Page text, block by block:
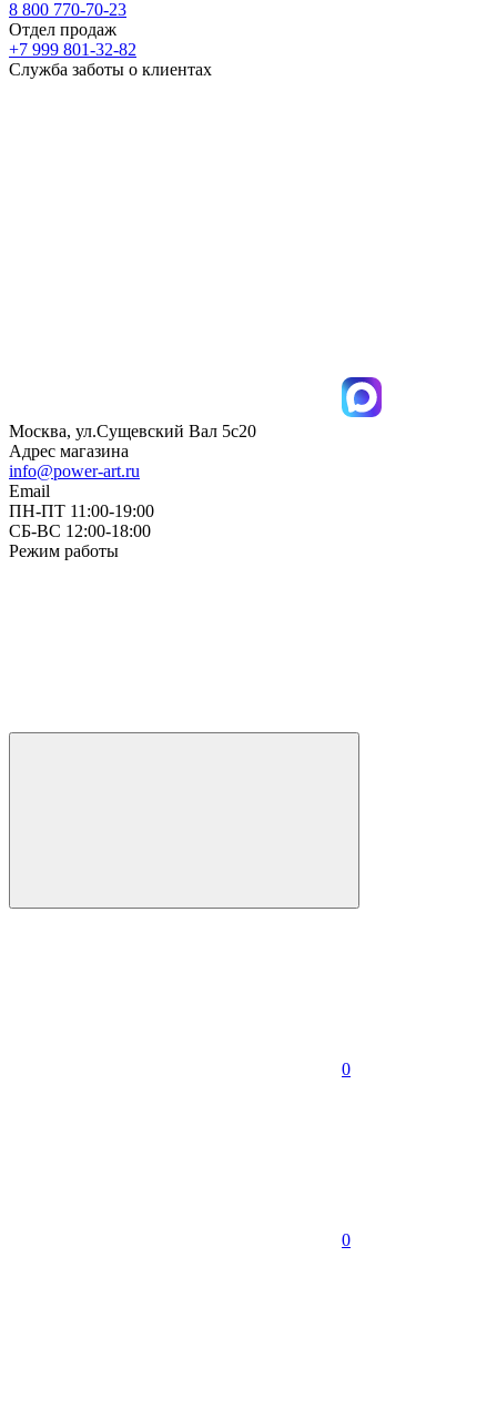
8 800 770-70-23
Отдел продаж
+7 999 801-32-82
Служба заботы о клиентах
Москва, ул.Сущевский Вал 5с20
Адрес магазина
info@power-art.ru
Email
ПН-ПТ 11:00-19:00
СБ-ВС 12:00-18:00
Режим работы
0
0